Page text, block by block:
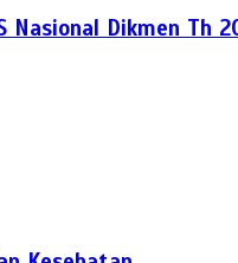
Nasional Dikmen Th